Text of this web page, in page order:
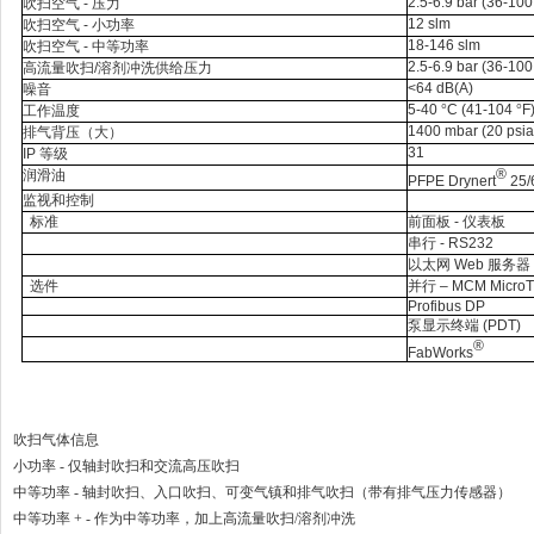
吹扫空气- 压力
吹扫空气-小功率
12 slm
吹扫空气-中等功率
18-146 slm
高流量吹扫/溶剂冲洗供给压力
2.5-6.9 bar (36-
噪音
<64 dB(A)
工作温度
5-40°C (41-104° F)
排气背压（大）
1400 mbar (20
IP等级
31
润滑油
PFPE Drynert® 25/
监视和控制
标准
前面板-仪表板
串行- RS232
以太网Web 服务器
选件
并行 – MCM
Profibus DP
泵显示终端(PDT)
FabWorks®
吹扫气体信息
小功率 - 仅轴封吹扫和交流高压吹扫
中等功率 - 轴封吹扫、入口吹扫、可变气镇和排气吹扫（带有排气压力传感器）
中等功率 + - 作为中等功率，加上高流量吹扫/溶剂冲洗